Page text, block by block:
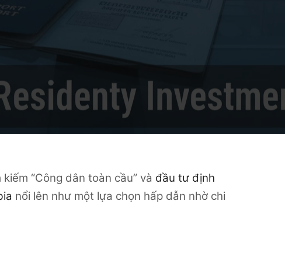
“Công dân toàn cầu” và đầu tư định
nổi lên như một lựa chọn hấp dẫn nhờ chi